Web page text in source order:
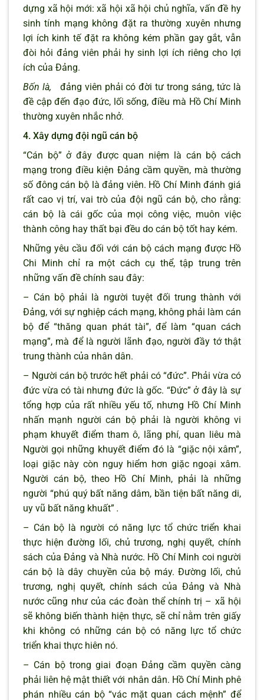
dựng xã hội mới: xã hội xã hội chủ nghĩa, vấn đề hy
sinh tính mạng không đặt ra thường xuyên nhưng
lợi ích kinh tế đặt ra không kém phần gay gắt, vẫn
đòi hỏi đảng viên phải hy sinh lợi ích riêng cho lợi
ích của Đảng.
Bốn là,
đảng viên phải có đời tư trong sáng, tức là
đề cập đến đạo đức, lối sống, điều mà Hồ Chí Minh
thường xuyên nhắc nhở.
4. Xây dựng đội ngũ cán bộ
“Cán bộ” ở đây được quan niệm là cán bộ cách
mạng trong điều kiện Đảng cầm quyền, mà thường
số đông cán bộ là đảng viên. Hồ Chí Minh đánh giá
rất cao vị trí, vai trò của đội ngũ cán bộ, cho rằng:
cán bộ là cái gốc của mọi công việc, muôn việc
thành công hay thất bại đều do cán bộ tốt hay kém.
Những yêu cầu đối với cán bộ cách mạng được Hồ
Chi Minh chỉ ra một cách cụ thể, tập trung trên
những vấn đề chính sau đây:
– Cán bộ phải là người tuyệt đối trung thành với
Đảng, với sự nghiệp cách mạng, không phải làm cán
bộ để “thăng quan phát tài”, để làm “quan cách
mạng”, mà để là người lãnh đạo, người đầy tớ thật
trung thành của nhân dân.
– Người cán bộ trước hết phải có “đức”. Phải vừa có
đức vừa có tài nhưng đức là gốc. “Đức” ở đây là sự
tổng hợp của rất nhiều yếu tố, nhưng Hồ Chí Minh
nhấn mạnh người cán bộ phải là người không vi
phạm khuyết điểm tham ô, lãng phí, quan liêu mà
Người gọi những khuyết điểm đó là “giặc nội xâm”,
loại giặc này còn nguy hiểm hơn giặc ngoại xâm.
Người cán bộ, theo Hồ Chí Minh, phải là những
người “phú quý bất năng dâm, bần tiện bất năng di,
uy vũ bất năng khuất” .
– Cán bộ là người có năng lực tổ chức triển khai
thực hiện đường lối, chủ trương, nghị quyết, chính
sách của Đảng và Nhà nước. Hồ Chí Minh coi người
cán bộ là dây chuyền của bộ máy. Đường lối, chủ
trương, nghị quyết, chính sách của Đảng và Nhà
nước cũng như của các đoàn thể chính trị – xã hội
sẽ không biến thành hiện thực, sẽ chỉ nằm trên giấy
khi không có những cán bộ có năng lực tổ chức
triển khai thực hiên nó.
– Cán bộ trong giai đoạn Đảng cầm quyền càng
phải liên hệ mật thiết với nhân dân. Hồ Chí Minh phê
phán nhiều cán bộ “vác mặt quan cách mệnh” để